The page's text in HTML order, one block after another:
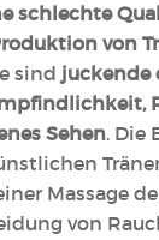
schlechte
von
sind juckende
Sehen. Die
Massage
von